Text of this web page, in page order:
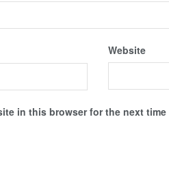
Website
in this browser for the next time